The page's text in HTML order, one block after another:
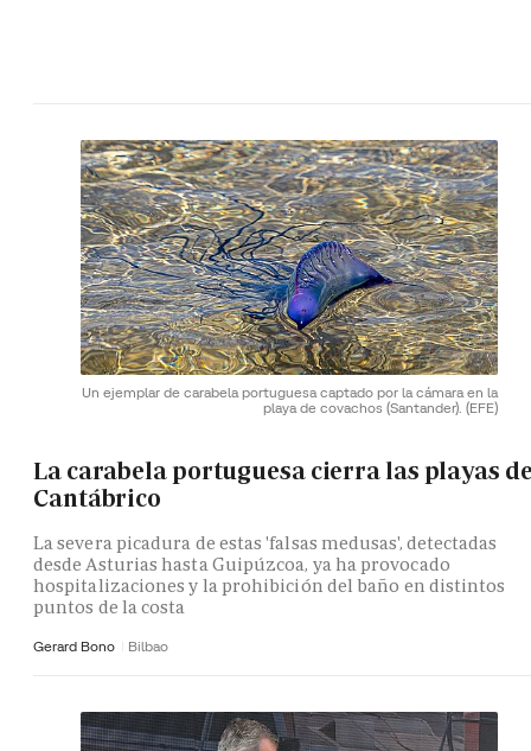
Un ejemplar de carabela portuguesa captado por la cámara en la
playa de covachos (Santander). (EFE)
La carabela portuguesa cierra las playas
Cantábrico
La severa picadura de estas 'falsas medusas', detectadas
desde Asturias hasta Guipúzcoa, ya ha provocado
hospitalizaciones y la prohibición del baño en distintos
puntos de la costa
Gerard Bono Bilbao